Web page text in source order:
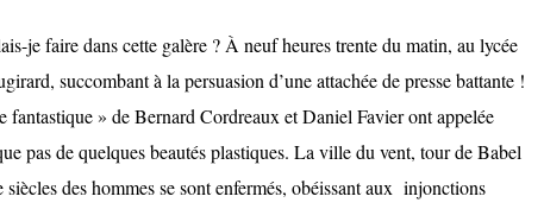
je faire dans cette galère ? À neuf heures trente du matin, au lycée
succombant à la persuasion d’une attachée de presse battante !
fantastique » de Bernard Cordreaux et Daniel Favier ont appelée
pas de quelques beautés plastiques. La ville du vent, tour de Babel
des hommes se sont enfermés, obéissant aux injonctions